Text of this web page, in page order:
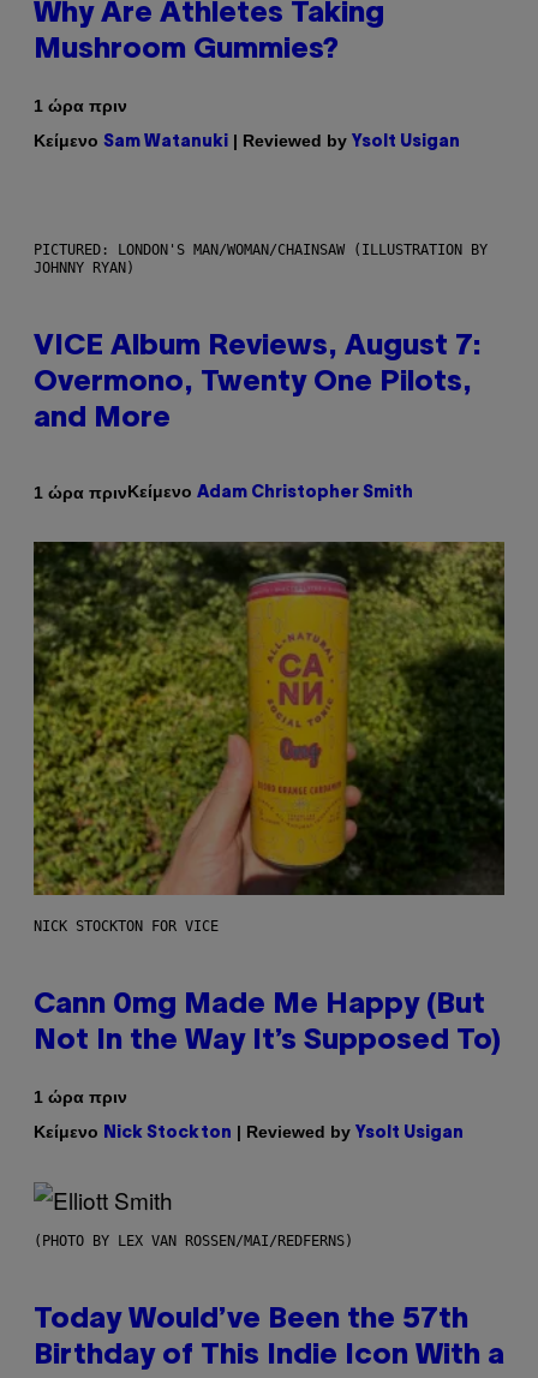
Why Are Athletes Taking
Mushroom Gummies?
1 ώρα πριν
Κείμενο Sam Watanuki | Reviewed by Ysolt Usigan
PICTURED: LONDON'S MAN/WOMAN/CHAINSAW (ILLUSTRATION BY
JOHNNY RYAN)
VICE Album Reviews, August 7:
Overmono, Twenty One Pilots,
and More
1 ώρα πρινΚείμενο Adam Christopher Smith
NICK STOCKTON FOR VICE
Cann 0mg Made Me Happy (But
Not In the Way It’s Supposed To)
1 ώρα πριν
Κείμενο
Nick Stockton | Reviewed by Ysolt Usigan
(PHOTO BY LEX VAN ROSSEN/MAI/REDFERNS)
Today Would’ve Been the 57th
Birthday of This Indie Icon With a